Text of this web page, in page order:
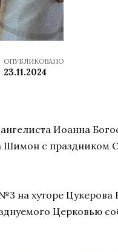
ОПУБЛИКОВАНО
23.11.2024
Иоанна
Шимон с праздником
на хуторе Цукерова
Церковью